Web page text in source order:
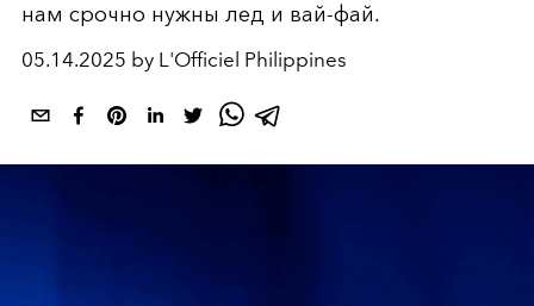
нам срочно нужны лед и вай-фай.
05.14.2025 by L'Officiel Philippines